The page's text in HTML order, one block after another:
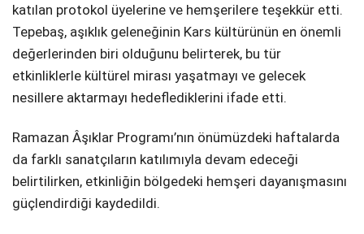
katılan protokol üyelerine ve hemşerilere teşekkür etti.
Tepebaş, aşıklık geleneğinin Kars kültürünün en önemli
değerlerinden biri olduğunu belirterek, bu tür
etkinliklerle kültürel mirası yaşatmayı ve gelecek
nesillere aktarmayı hedeflediklerini ifade etti.
Ramazan Âşıklar Programı’nın önümüzdeki haftalarda
da farklı sanatçıların katılımıyla devam edeceği
belirtilirken, etkinliğin bölgedeki hemşeri dayanışmasını
güçlendirdiği kaydedildi.